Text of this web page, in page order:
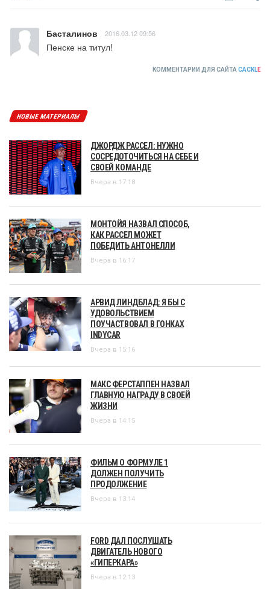
Басталинов 2016.03.12 09:56
Пенске на титул!
КОММЕНТАРИИ ДЛЯ САЙТА CACKLE
НОВЫЕ МАТЕРИАЛЫ
ДЖОРДЖ РАССЕЛ: НУЖНО
СОСРЕДОТОЧИТЬСЯ НА СЕБЕ И
СВОЕЙ КОМАНДЕ
Вчера в 17:18
МОНТОЙЯ НАЗВАЛ СПОСОБ,
КАК РАССЕЛ МОЖЕТ
ПОБЕДИТЬ АНТОНЕЛЛИ
Вчера в 16:17
АРВИД ЛИНДБЛАД: Я БЫ С
УДОВОЛЬСТВИЕМ
ПОУЧАСТВОВАЛ В ГОНКАХ
INDYCAR
Вчера в 15:16
МАКС ФЕРСТАППЕН НАЗВАЛ
ГЛАВНУЮ НАГРАДУ В СВОЕЙ
ЖИЗНИ
Вчера в 14:15
ФИЛЬМ О ФОРМУЛЕ 1
ДОЛЖЕН ПОЛУЧИТЬ
ПРОДОЛЖЕНИЕ
Вчера в 13:14
FORD ДАЛ ПОСЛУШАТЬ
ДВИГАТЕЛЬ НОВОГО
«ГИПЕРКАРА»
Вчера в 12:13